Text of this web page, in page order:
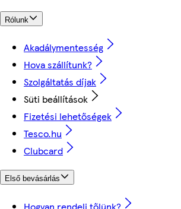
Rólunk
Akadálymentesség
Hova szállítunk?
Szolgáltatás díjak
Süti beállítások
Fizetési lehetőségek
Tesco.hu
Clubcard
Első bevásárlás